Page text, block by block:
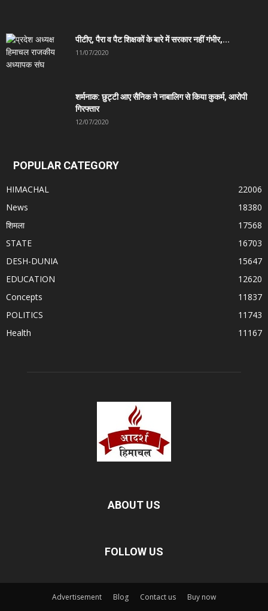
पीटीए, पैरा व पैट शिक्षकों के बारे में सरकार नहीं गंभीर,...
11/07/2020
शर्मनाक: छुट्टी आए सैनिक ने नाबालिग से किया कुकर्म, आरोपी
गिरफ्तार
12/07/2020
POPULAR CATEGORY
HIMACHAL
22006
News
18380
शिमला
17568
STATE
16703
DESH-DUNIA
15647
EDUCATION
12620
Concepts
11837
POLITICS
11743
Health
11167
ABOUT US
FOLLOW US
Advertisement Blog Contact us Buy now